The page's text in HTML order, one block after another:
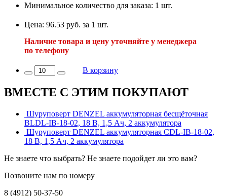
Минимальное количество для заказа: 1 шт.
Цена: 96.53 руб. за 1 шт.
Наличие товара и цену уточняйте у менеджера
по телефону
В корзину
ВМЕСТЕ С ЭТИМ ПОКУПАЮТ
Шуруповерт DENZEL аккумуляторная бесщёточная
BLDL-IB-18-02, 18 В, 1,5 Ач, 2 аккумулятора
Шуруповерт DENZEL аккумуляторная СDL-IB-18-02,
18 В, 1,5 Ач, 2 аккумулятора
Не знаете что выбрать? Не знаете подойдет ли это вам?
Позвоните нам по номеру
8 (4912) 50-37-50